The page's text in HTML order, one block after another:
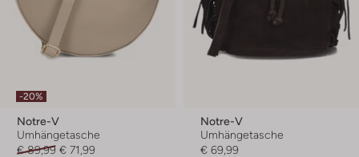
-20%
Notre-V
Umhängetasche
€ 89,99 € 71,99
Notre-V
Umhängetasche
€ 69,99